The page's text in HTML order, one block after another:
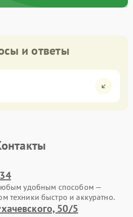
и ответы
удобным способом —
техники быстро и аккуратно.
50/5